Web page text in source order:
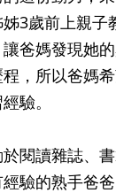
3歲前上親子
爸媽發現她
，所以爸媽
驗。
閱讀雜誌、
驗的熟手爸